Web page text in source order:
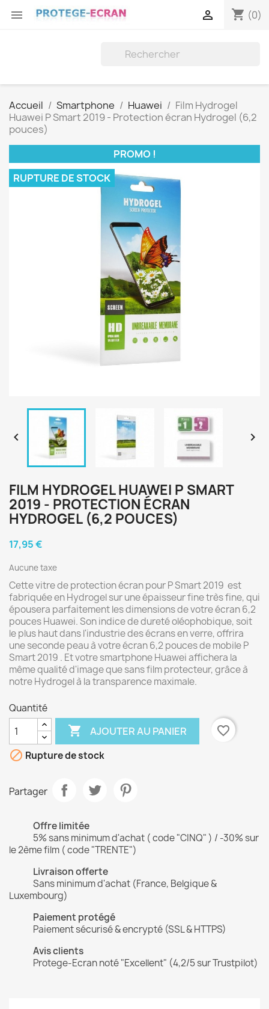
 shopping_cart (0)

Accueil Smartphone Huawei
Film Hydrogel
Huawei P Smart 2019 - Protection écran Hydrogel (6,2
pouces)
PROMO !
RUPTURE DE STOCK
 
FILM HYDROGEL HUAWEI P SMART
2019 - PROTECTION ÉCRAN
HYDROGEL (6,2 POUCES)
17,95 €
Aucune taxe
Cette vitre de protection écran pour P Smart 2019 est
fabriquée en Hydrogel sur une épaisseur fine très fine, qui
épousera parfaitement les dimensions de votre écran 6,2
pouces Huawei. Son indice de dureté oléophobique, soit
le plus haut dans l'industrie des écrans en verre, offrira
une seconde peau à votre écran 6,2 pouces de mobile P
Smart 2019 . Et votre smartphone Huawei affichera la
même qualité d'image que sans film protecteur, grâce à
notre Hydrogel à la transparence maximale.
Quantité
 AJOUTER AU PANIER
favorite_border
 Rupture de stock
Partager
Offre limitée
5% sans minimum d'achat ( code "CINQ" ) / -30% sur
le 2ème film ( code "TRENTE")
Livraison offerte
Sans minimum d'achat (France, Belgique &
Luxembourg)
Paiement protégé
Paiement sécurisé & encrypté (SSL & HTTPS)
Avis clients
Protege-Ecran noté "Excellent" (4,2/5 sur Trustpilot)